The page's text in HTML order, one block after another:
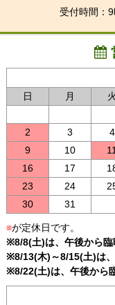
受付時間：
日 月 火
2
3 4
9
10 11
16
17
23
24
30
31
■が定休日です。
※8/8(土)は、午後から臨
※8/13(木)～8/15(土)は、
※8/22(土)は、午後から